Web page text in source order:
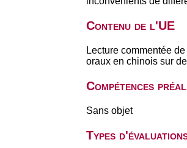
Contenu de l'UE
Lecture commentée
oraux en chinois sur
Compétences
Sans objet
Types